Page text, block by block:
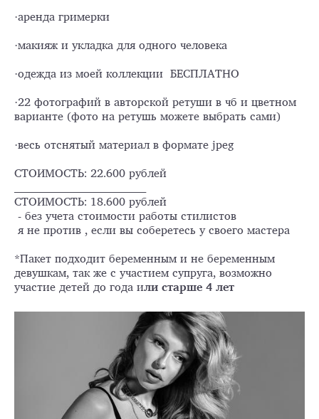
·аренда гримерки
·макияж и укладка для одного человека
·одежда из моей коллекции БЕСПЛАТНО
·22 фотографий в авторской ретуши в чб и цветном
варианте (фото на ретушь можете выбрать сами)
·весь отснятый материал в формате jpeg
СТОИМОСТЬ: 22.600 рублей
_____________________________________
СТОИМОСТЬ: 18.600 рублей
- без учета стоимости работы стилистов
я не против , если вы соберетесь у своего мастера
*Пакет подходит беременным и не беременным
девушкам, так же с участием супруга, возможно
участие детей до года или старше 4 лет